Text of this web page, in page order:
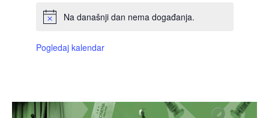
Na današnji dan nema događanja.
Pogledaj kalendar